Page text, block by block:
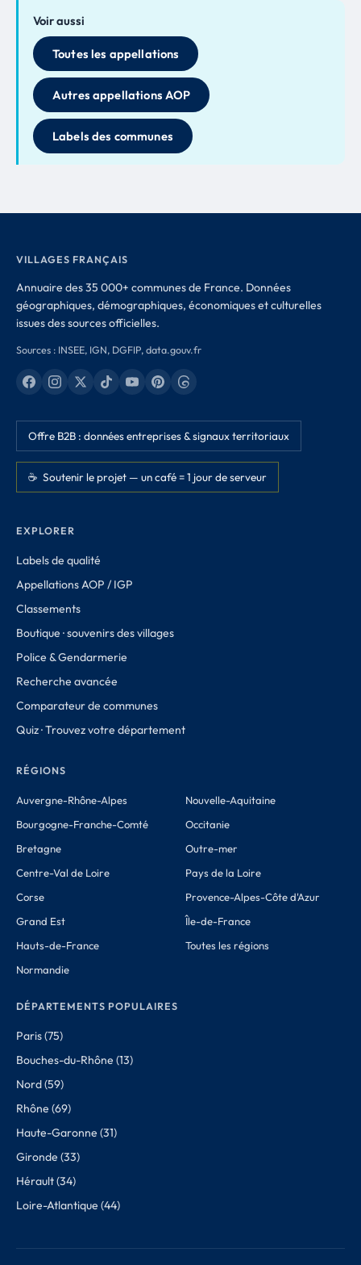
Voir aussi
Toutes les appellations
Autres appellations AOP
Labels des communes
VILLAGES FRANÇAIS
Annuaire des 35 000+ communes de France. Données
géographiques, démographiques, économiques et culturelles
issues des sources officielles.
Sources : INSEE, IGN, DGFIP, data.gouv.fr
Offre B2B : données entreprises & signaux territoriaux
☕ Soutenir le projet — un café = 1 jour de serveur
EXPLORER
Labels de qualité
Appellations AOP / IGP
Classements
Boutique · souvenirs des villages
Police & Gendarmerie
Recherche avancée
Comparateur de communes
Quiz · Trouvez votre département
RÉGIONS
Auvergne-Rhône-Alpes
Bourgogne-Franche-Comté
Bretagne
Centre-Val de Loire
Corse
Grand Est
Hauts-de-France
Normandie
Nouvelle-Aquitaine
Occitanie
Outre-mer
Pays de la Loire
Provence-Alpes-Côte d'Azur
Île-de-France
Toutes les régions
DÉPARTEMENTS POPULAIRES
Paris (75)
Bouches-du-Rhône (13)
Nord (59)
Rhône (69)
Haute-Garonne (31)
Gironde (33)
Hérault (34)
Loire-Atlantique (44)